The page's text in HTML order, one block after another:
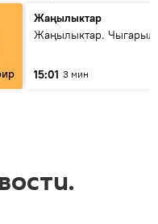
Жаңылыктар
Жаңылыктар.
15:01 3 мин